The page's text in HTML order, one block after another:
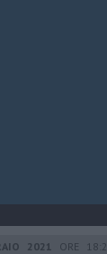
2021 ORE